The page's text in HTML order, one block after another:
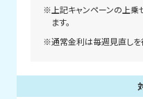
※上記キャンペーンの上乗
ます。
※通常金利は毎週見直しを